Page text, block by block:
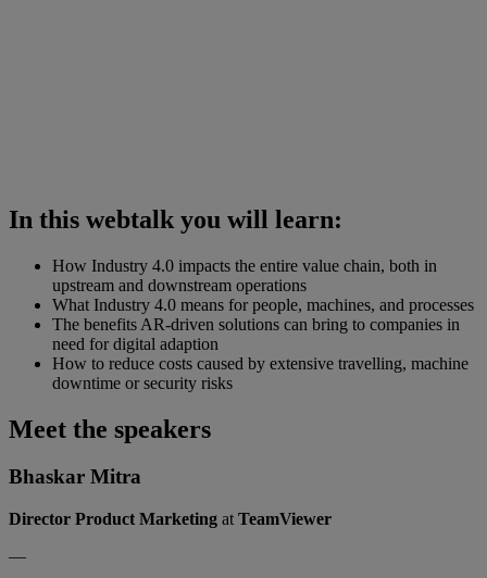
In this webtalk you will learn:
How Industry 4.0 impacts the entire value chain, both in
upstream and downstream operations
What Industry 4.0 means for people, machines, and processes
The benefits AR-driven solutions can bring to companies in
need for digital adaption
How to reduce costs caused by extensive travelling, machine
downtime or security risks
Meet the speakers
Bhaskar Mitra
Director Product Marketing at TeamViewer
—